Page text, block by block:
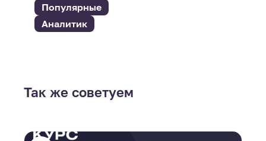
Популярные
Аналитик
Так же советуем